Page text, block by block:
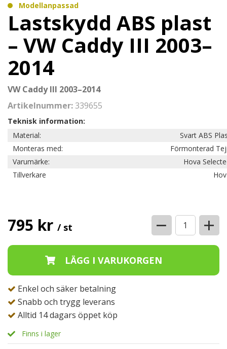
Modellanpassad
Lastskydd ABS plast
– VW Caddy III 2003–
2014
VW Caddy III 2003–2014
Artikelnummer:339655
Teknisk information:
Material:
Svart ABS
Monteras med:
Förmonterad
Varumärke:
Hova
Tillverkare
795 kr / st − +
Enkel och säker betalning
Snabb och trygg leverans
Alltid 14 dagars öppet köp
Finns i lager